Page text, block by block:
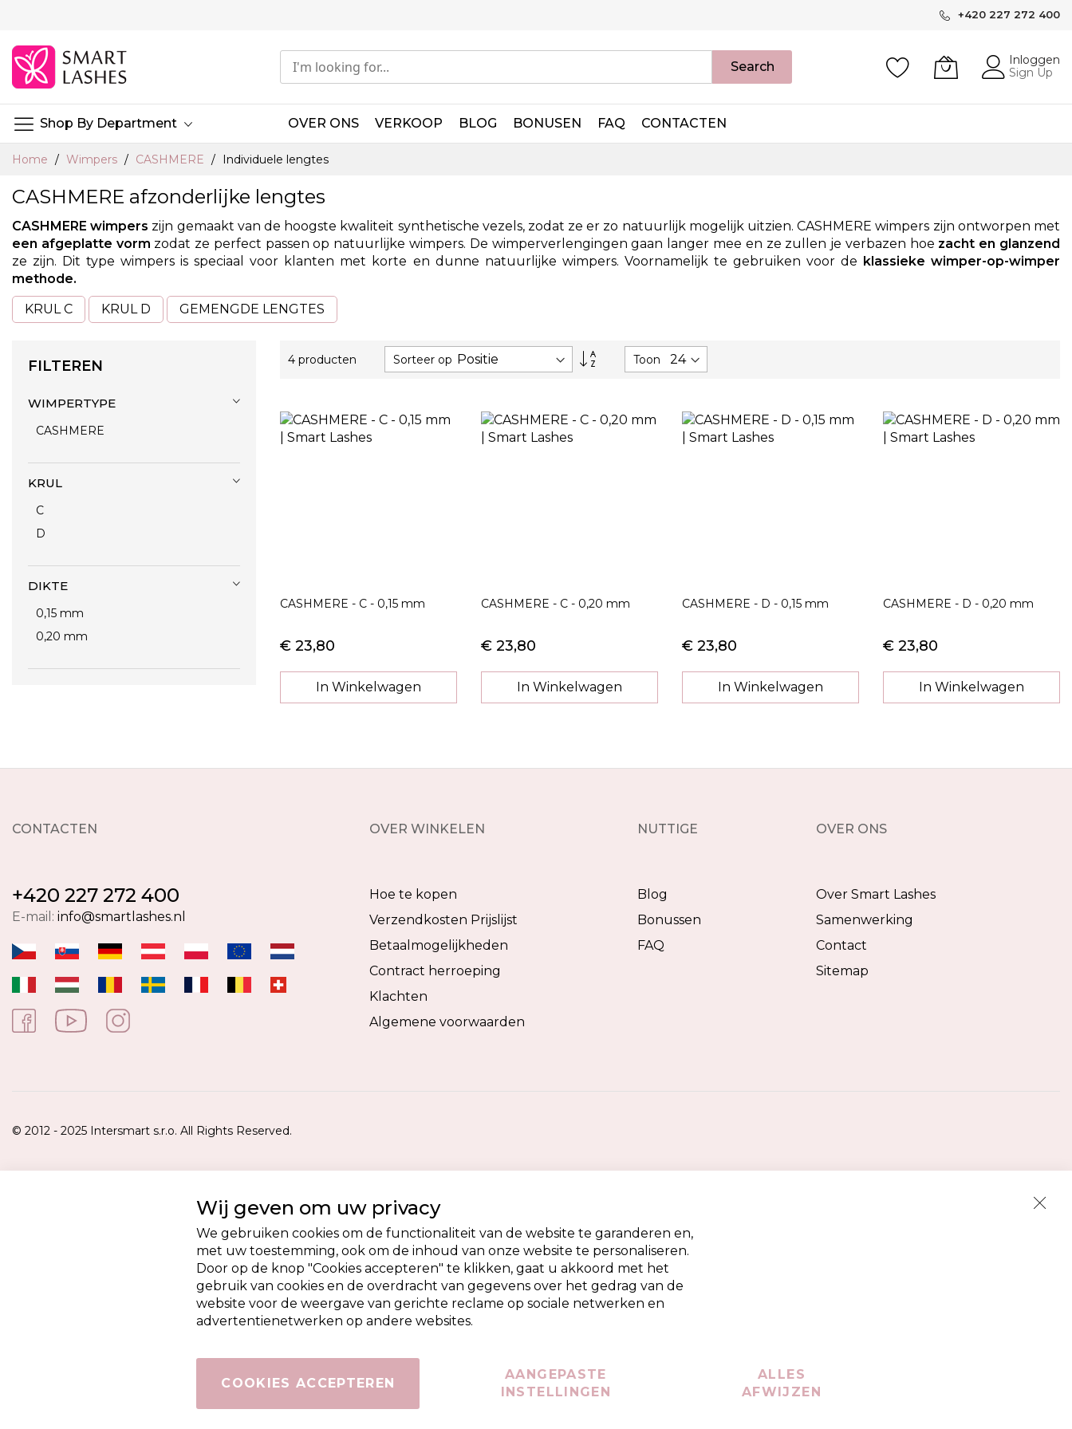
de
inhoud
+420 227 272 400
Shop By Department
Search
Inloggen
Sign Up
OVER ONS VERKOOP BLOG BONUSEN FAQ CONTACTEN
Home Wimpers CASHMERE Individuele lengtes
CASHMERE afzonderlijke lengtes
CASHMERE wimpers zijn gemaakt van de hoogste kwaliteit synthetische vezels, zodat ze er zo natuurlijk mogelijk uitzien. CASHMERE wimpers zijn ontworpen met
een afgeplatte vorm zodat ze perfect passen op natuurlijke wimpers. De wimperverlengingen gaan langer mee en ze zullen je verbazen hoe zacht en glanzend
ze zijn. Dit type wimpers is speciaal voor klanten met korte en dunne natuurlijke wimpers. Voornamelijk te gebruiken voor de klassieke wimper-op-wimper
methode.
KRUL C
KRUL D GEMENGDE LENGTES
4 producten Sorteer op
Van
sorteren
Toon
CASHMERE - C - 0,15 mm
€ 23,80
In Winkelwagen
CASHMERE - C - 0,20 mm
€ 23,80
In Winkelwagen
CASHMERE - D - 0,15 mm
€ 23,80
In Winkelwagen
CASHMERE - D - 0,20 mm
€ 23,80
In Winkelwagen
FILTEREN
WIMPERTYPE
CASHMERE
KRUL
C
D
DIKTE
0,15 mm
0,20 mm
CONTACTEN
+420 227 272 400
E-mail: info@smartlashes.nl
OVER WINKELEN
Hoe te kopen
Verzendkosten Prijslijst
Betaalmogelijkheden
Contract herroeping
Klachten
Algemene voorwaarden
NUTTIGE
Blog
Bonussen
FAQ
OVER ONS
Over Smart Lashes
Samenwerking
Contact
Sitemap
© 2012 - 2025 Intersmart s.r.o. All Rights Reserved.
Wij geven om uw privacy
We gebruiken cookies om de functionaliteit van de website te garanderen en,
met uw toestemming, ook om de inhoud van onze website te personaliseren.
Door op de knop "Cookies accepteren" te klikken, gaat u akkoord met het
gebruik van cookies en de overdracht van gegevens over het gedrag van de
website voor de weergave van gerichte reclame op sociale netwerken en
advertentienetwerken op andere websites.
COOKIES ACCEPTEREN
AANGEPASTE
INSTELLINGEN
ALLES
AFWIJZEN